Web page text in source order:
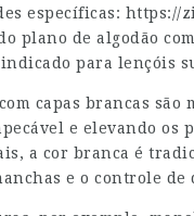
específicas: https://
plano de algodão
para lençóis
capas brancas
e elevando os
a cor branca é
e o controle